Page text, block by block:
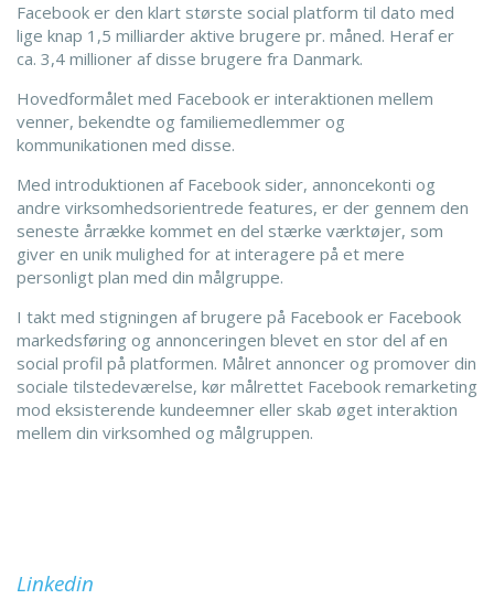
Facebook er den klart største social platform til dato med
lige knap 1,5 milliarder aktive brugere pr. måned. Heraf er
ca. 3,4 millioner af disse brugere fra Danmark.
Hovedformålet med Facebook er interaktionen mellem
venner, bekendte og familiemedlemmer og
kommunikationen med disse.
Med introduktionen af Facebook sider, annoncekonti og
andre virksomhedsorientrede features, er der gennem den
seneste årrække kommet en del stærke værktøjer, som
giver en unik mulighed for at interagere på et mere
personligt plan med din målgruppe.
I takt med stigningen af brugere på Facebook er Facebook
markedsføring og annonceringen blevet en stor del af en
social profil på platformen. Målret annoncer og promover din
sociale tilstedeværelse, kør målrettet Facebook remarketing
mod eksisterende kundeemner eller skab øget interaktion
mellem din virksomhed og målgruppen.
Linkedin